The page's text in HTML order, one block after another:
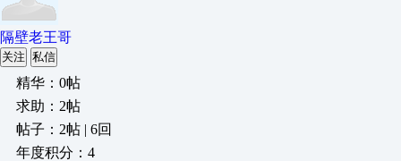
隔壁老王哥
关注 私信
精华：0帖
求助：2帖
帖子：2帖 | 6回
年度积分：4